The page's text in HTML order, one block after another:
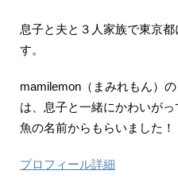
息子と夫と３人家族で東京都
す。
mamilemon（まみれもん）の
は、息子と一緒にかわいが
魚の名前からもらいました！
プロフィール詳細